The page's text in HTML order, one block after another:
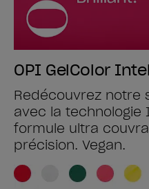
OPI GelColor
Redécouvrez notre
avec la technologie
formule ultra
précision. Vegan.